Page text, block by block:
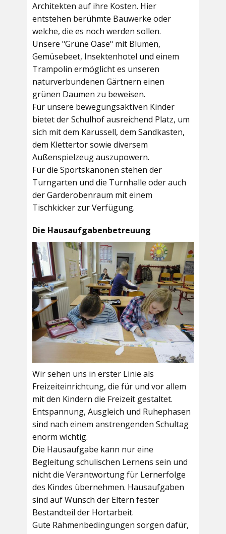
Architekten auf ihre Kosten. Hier
entstehen berühmte Bauwerke oder
welche, die es noch werden sollen.
Unsere "Grüne Oase" mit Blumen,
Gemüsebeet, Insektenhotel und einem
Trampolin ermöglicht es unseren
naturverbundenen Gärtnern einen
grünen Daumen zu beweisen.
Für unsere bewegungsaktiven Kinder
bietet derSchulhofausreichend Platz, um
sich mit dem Karussell, dem Sandkasten,
dem Klettertor sowie diversem
Außenspielzeug auszupowern.
Für die Sportskanonen stehen der
Turngarten und die Turnhalle oder auch
derGarderobenraum mit einem
Tischkicker zur Verfügung.
Die Hausaufgabenbetreuung
Wir sehen uns in erster Linie als
Freizeiteinrichtung, die für und vor allem
mit den Kindern die Freizeit gestaltet.
Entspannung, Ausgleich und Ruhephasen
sind nach einem anstrengenden Schultag
enorm wichtig.
Die Hausaufgabe kann nur eine
Begleitung schulischen Lernens sein und
nicht die Verantwortung für Lernerfolge
des Kindes übernehmen. Hausaufgaben
sind auf Wunsch der Eltern fester
Bestandteil der Hortarbeit.
Gute Rahmenbedingungen sorgen dafür,